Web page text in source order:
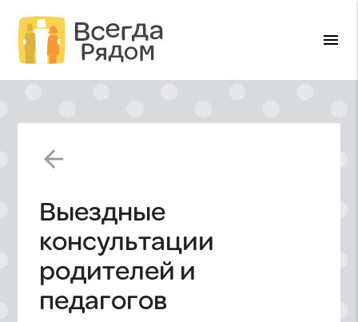
menu
arrow_back
Выездные
консультации
родителей и
педагогов